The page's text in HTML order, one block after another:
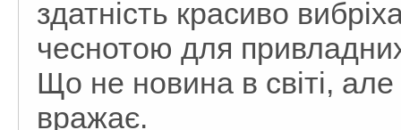
здатність красиво
чеснотою для привладних
Що не новина в світі, але
вражає.